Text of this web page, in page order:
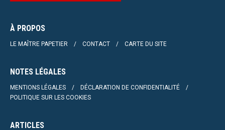
À PROPOS
LE MAÎTRE PAPETIER CONTACT CARTE DU SITE
NOTES LÉGALES
MENTIONS LÉGALES
DÉCLARATION DE CONFIDENTIALITÉ
POLITIQUE SUR LES COOKIES
ARTICLES